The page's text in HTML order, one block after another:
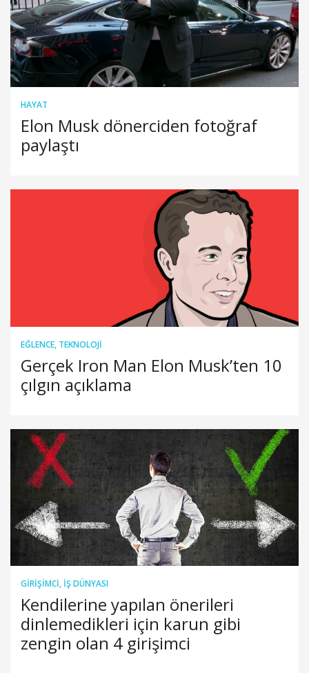
HAYAT
Elon Musk dönerciden fotoğraf
paylaştı
EĞLENCE, TEKNOLOJI
Gerçek Iron Man Elon Musk’ten 10
çılgın açıklama
GIRIŞIMCI, İŞ DÜNYASI
Kendilerine yapılan önerileri
dinlemedikleri için karun gibi
zengin olan 4 girişimci